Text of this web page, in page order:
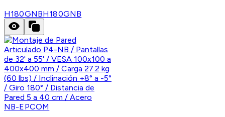
H180GNBH180GNB
NB-EPCOM